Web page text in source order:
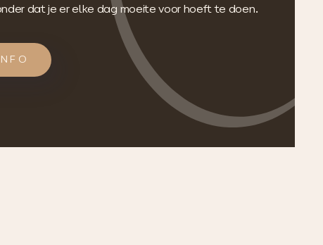
dat je er elke dag moeite voor hoeft te doen.